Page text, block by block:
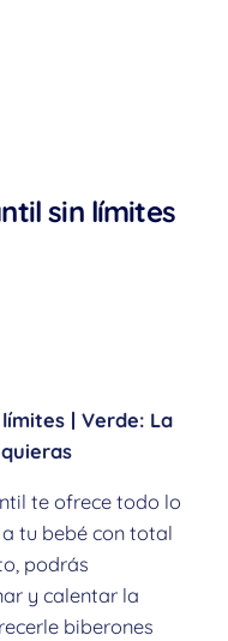
sin límites
| Verde: La
te ofrece todo lo
tu bebé con total
podrás
y calentar la
biberones